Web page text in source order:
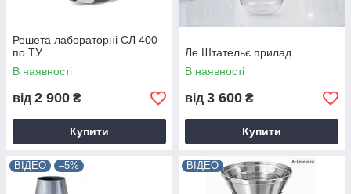
Решета лабораторні СЛ 400
по ТУ
В наявності
від 2 900 ₴
Купити
Ле Штательє прилад
В наявності
від 3 600 ₴
Купити
ВІДЕО –5% ВІДЕО